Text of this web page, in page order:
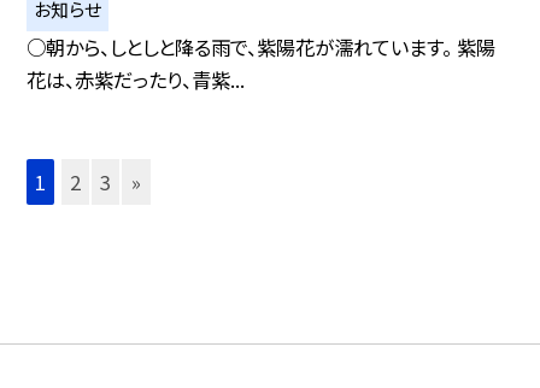
お知らせ
○朝から、しとしと降る雨で、紫陽花が濡れています。 紫陽
花は、赤紫だったり、青紫...
1 2 3 »